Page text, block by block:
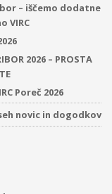
– iščemo dodatne
VIRC
2026 – PROSTA
Poreč 2026
novic in dogodkov